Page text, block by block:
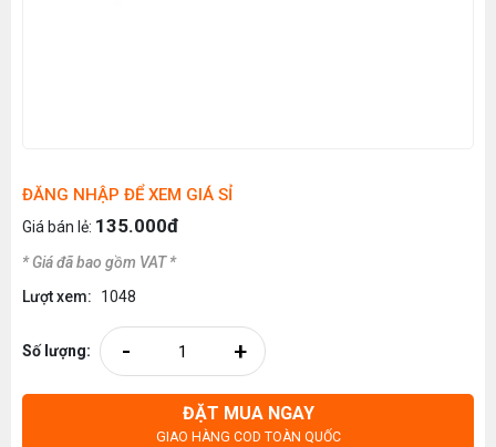
ĐĂNG NHẬP ĐỂ XEM GIÁ SỈ
Giá bán lẻ: 135.000đ
* Giá đã bao gồm VAT *
Lượt xem:
1048
Số lượng: - +
ĐẶT MUA NGAY
GIAO HÀNG COD TOÀN QUỐC